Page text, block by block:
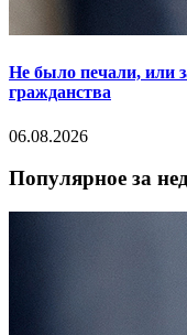
Не было печали, или
гражданства
06.08.2026
Популярное за